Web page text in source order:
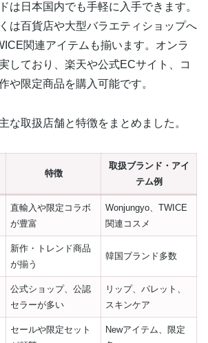
は日本国内でも手軽に入手できます。
は百貨店や大型バラエティショップへ
関連アイテムも揃います。オンラ
しており、楽天や公式ECサイト、コ
や限定商品を購入可能です。
な取扱店舗と特徴をまとめました。
特徴
取扱ブランド・アイ
テム例
直輸入や限定コラボ
が豊富
Wonjungyo、TWICE
関連コスメ
新作・トレンド商品
が揃う
韓国ブランド多数
公式ショップ、公認
セラーが多い
リップ、パレット、
スキンケア
セールや限定セット
Newアイテム、限定